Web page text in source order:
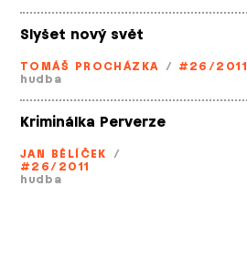
Slyšet nový svět
TOMÁŠ PROCHÁZKA / #26/2011
hudba
Kriminálka Perverze
JAN BĚLÍČEK /
#26/2011
hudba